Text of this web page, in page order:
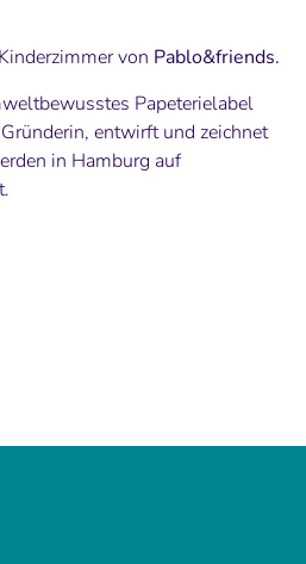
von Pablo&friends.
Papeterielabel
entwirft und zeichnet
in Hamburg auf